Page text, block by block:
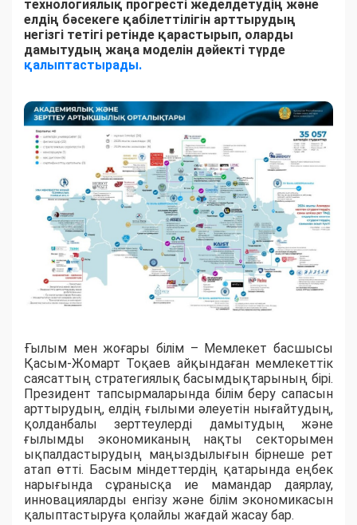
технологиялық прогресті жеделдетудің және
елдің бәсекеге қабілеттілігін арттырудың
негізгі тетігі ретінде қарастырып, оларды
дамытудың жаңа моделін дәйекті түрде
қалыптастырады.
Ғылым мен жоғары білім – Мемлекет басшысы
Қасым-Жомарт Тоқаев айқындаған мемлекеттік
саясаттың стратегиялық басымдықтарының бірі.
Президент тапсырмаларында білім беру сапасын
арттырудың, елдің ғылыми әлеуетін нығайтудың,
қолданбалы зерттеулерді дамытудың және
ғылымды экономиканың нақты секторымен
ықпалдастырудың маңыздылығын бірнеше рет
атап өтті. Басым міндеттердің қатарында еңбек
нарығында сұранысқа ие мамандар даярлау,
инновацияларды енгізу және білім экономикасын
қалыптастыруға қолайлы жағдай жасау бар.